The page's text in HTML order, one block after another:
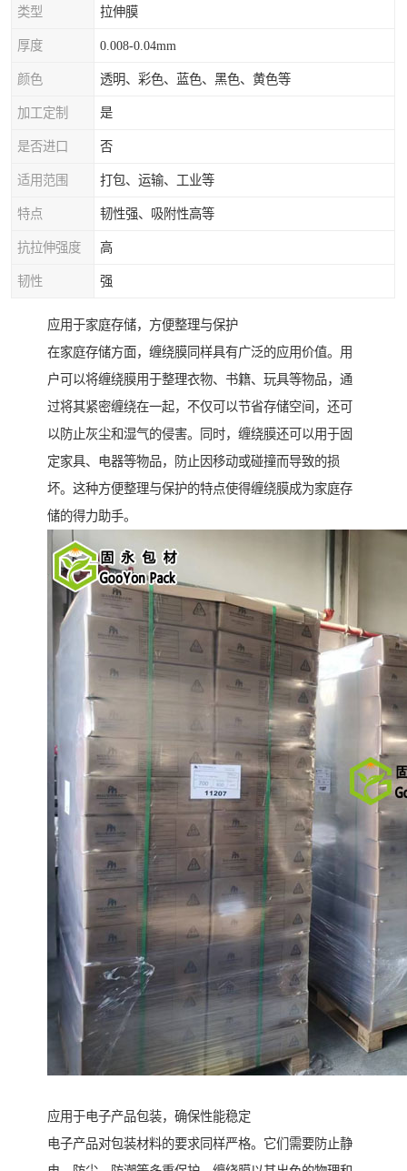
类型 拉伸膜
厚度 0.008-0.04mm
颜色 透明、彩色、蓝色、黑色、黄色等
加工定制 是
是否进口 否
适用范围 打包、运输、工业等
特点 韧性强、吸附性高等
抗拉伸强度 高
韧性 强
应用于家庭存储，方便整理与保护
在家庭存储方面，缠绕膜同样具有广泛的应用价值。用
户可以将缠绕膜用于整理衣物、书籍、玩具等物品，通
过将其紧密缠绕在一起，不仅可以节省存储空间，还可
以防止灰尘和湿气的侵害。同时，缠绕膜还可以用于固
定家具、电器等物品，防止因移动或碰撞而导致的损
坏。这种方便整理与保护的特点使得缠绕膜成为家庭存
储的得力助手。
应用于电子产品包装，确保性能稳定
电子产品对包装材料的要求同样严格。它们需要防止静